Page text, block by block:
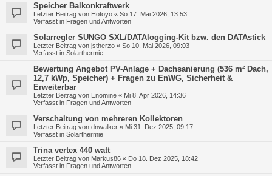
Speicher Balkonkraftwerk
Letzter Beitrag von Hotoyo « So 17. Mai 2026, 13:53
Verfasst in Fragen und Antworten
Solarregler SUNGO SXL/DATAlogging-Kit bzw. den DATAstick
Letzter Beitrag von jstherzo « So 10. Mai 2026, 09:03
Verfasst in Solarthermie
Bewertung Angebot PV-Anlage + Dachsanierung (536 m² Dach,
12,7 kWp, Speicher) + Fragen zu EnWG, Sicherheit &
Erweiterbar
Letzter Beitrag von Enomine « Mi 8. Apr 2026, 14:36
Verfasst in Fragen und Antworten
Verschaltung von mehreren Kollektoren
Letzter Beitrag von dnwalker « Mi 31. Dez 2025, 09:17
Verfasst in Solarthermie
Trina vertex 440 watt
Letzter Beitrag von Markus86 « Do 18. Dez 2025, 18:42
Verfasst in Fragen und Antworten